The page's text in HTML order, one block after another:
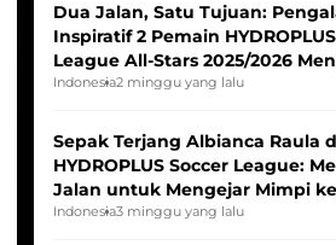
Dua Jalan, Satu Tujuan:
Inspiratif 2 Pemain
League All-Stars 2025/2026
Seleksi Timnas Indonesia Putri
Indonesia2 minggu yang lalu
Sepak Terjang Albianca Raula
HYDROPLUS Soccer League:
Jalan untuk Mengejar Mimpi
Indonesia Putri
Indonesia3 minggu yang lalu